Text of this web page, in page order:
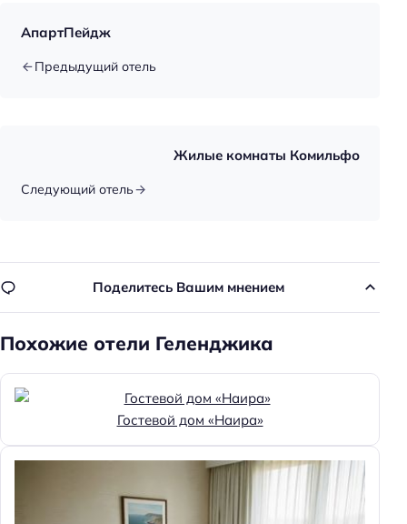
АпартПейдж
Предыдущий отель
Жилые комнаты Комильфо
Следующий отель
Поделитесь Вашим мнением
Похожие отели Геленджика
Гостевой дом «Наира»